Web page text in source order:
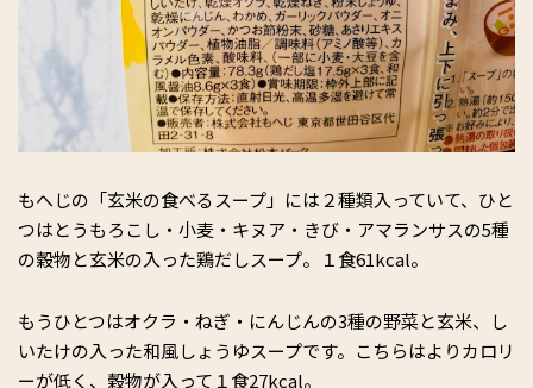
もへじの「玄米の食べるスープ」には２種類入っていて、ひと
つはとうもろこし・小麦・キヌア・きび・アマランサスの5種
の穀物と玄米の入った鶏だしスープ。１食61kcal。
もうひとつはオクラ・ねぎ・にんじんの3種の野菜と玄米、し
いたけの入った和風しょうゆスープです。こちらはよりカロリ
ーが低く、穀物が入って１食27kcal。